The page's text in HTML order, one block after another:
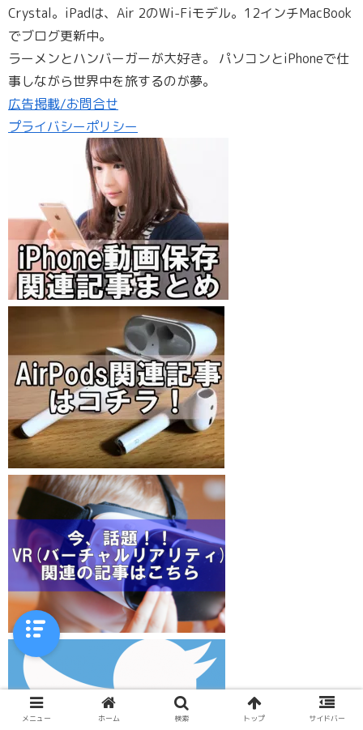
Crystal。iPadは、Air 2のWi-Fiモデル。12インチMacBook
でブログ更新中。
ラーメンとハンバーガーが大好き。 パソコンとiPhoneで仕
事しながら世界中を旅するのが夢。
広告掲載/お問合せ
プライバシーポリシー
メニュー ホーム 検索 トップ サイドバー